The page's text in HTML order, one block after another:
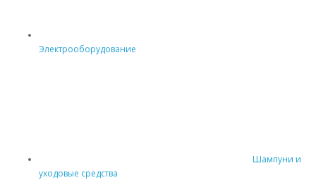
Электрооборудование
Шампуни и
уходовые средства